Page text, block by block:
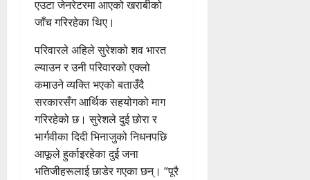
एउटा जेनरेटरमा आएको खराबीको
जाँच गरिरहेका थिए।
परिवारले अहिले सुरेशको शव भारत
ल्याउन र उनी परिवारको एक्लो
कमाउने व्यक्ति भएको बताउँदै
सरकारसँग आर्थिक सहयोगको माग
गरिरहेको छ। सुरेशले दुई छोरा र
भार्गवीका दिदी भिनाजुको निधनपछि
आफूले हुर्काइरहेका दुई जना
भतिजीहरूलाई छाडेर गएका छन्। “पूरै